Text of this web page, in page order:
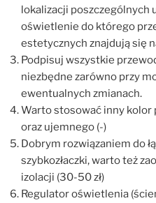
lokalizacji poszczególnych
oświetlenie do którego
estetycznych znajdują się
Podpisuj wszystkie
niezbędne zarówno przy
ewentualnych zmianach.
Warto stosować inny kolor
oraz ujemnego (-)
Dobrym rozwiązaniem do
szybkozłaczki, warto też
izolacji (30-50 zł)
Regulator oświetlenia